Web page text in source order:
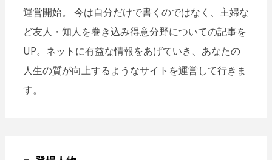
運営開始。 今は自分だけで書くのではなく、主婦な
ど友人・知人を巻き込み得意分野についての記事を
UP。ネットに有益な情報をあげていき、あなたの
人生の質が向上するようなサイトを運営して行きま
す。